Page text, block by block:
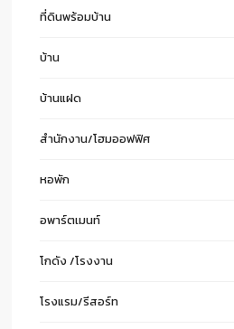
ที่ดินพร้อมบ้าน
บ้าน
บ้านแฝด
สำนักงาน/โฮมออฟฟิศ
หอพัก
อพาร์ตเมนท์
โกดัง /โรงงาน
โรงแรม/รีสอร์ท